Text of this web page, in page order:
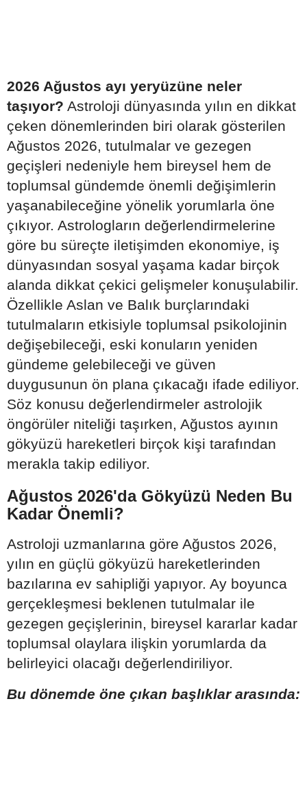
2026 Ağustos ayı yeryüzüne neler
taşıyor? Astroloji dünyasında yılın en dikkat
çeken dönemlerinden biri olarak gösterilen
Ağustos 2026, tutulmalar ve gezegen
geçişleri nedeniyle hem bireysel hem de
toplumsal gündemde önemli değişimlerin
yaşanabileceğine yönelik yorumlarla öne
çıkıyor. Astrologların değerlendirmelerine
göre bu süreçte iletişimden ekonomiye, iş
dünyasından sosyal yaşama kadar birçok
alanda dikkat çekici gelişmeler konuşulabilir.
Özellikle Aslan ve Balık burçlarındaki
tutulmaların etkisiyle toplumsal psikolojinin
değişebileceği, eski konuların yeniden
gündeme gelebileceği ve güven
duygusunun ön plana çıkacağı ifade ediliyor.
Söz konusu değerlendirmeler astrolojik
öngörüler niteliği taşırken, Ağustos ayının
gökyüzü hareketleri birçok kişi tarafından
merakla takip ediliyor.
Ağustos 2026'da Gökyüzü Neden Bu
Kadar Önemli?
Astroloji uzmanlarına göre Ağustos 2026,
yılın en güçlü gökyüzü hareketlerinden
bazılarına ev sahipliği yapıyor. Ay boyunca
gerçekleşmesi beklenen tutulmalar ile
gezegen geçişlerinin, bireysel kararlar kadar
toplumsal olaylara ilişkin yorumlarda da
belirleyici olacağı değerlendiriliyor.
Bu dönemde öne çıkan başlıklar arasında: